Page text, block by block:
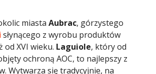
miasta Aubrac, górzystego
słynącego z wyrobu produktów
od XVI wieku. Laguiole, który od
ochroną AOC, to najlepszy z
Wytwarza się tradycyjnie, na